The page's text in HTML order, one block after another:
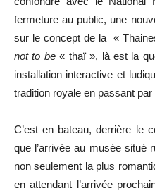
fermeture au public, une
sur le concept de la «
not to be« thaï », là est la
installation interactive et
tradition royale en passant par
C’est en bateau, derrière le
que l’arrivée au musée situé
non seulement la plus
en attendant l’arrivée